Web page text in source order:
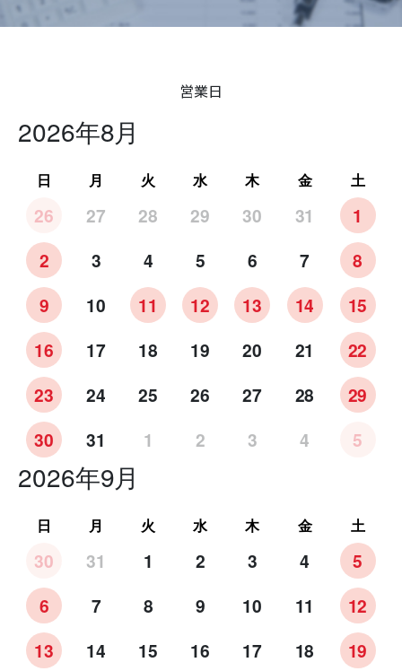
営業日
2026年8月
日 月 火 水 木 金 土
26 27 28 29 30 31
1
2
3 4 5 6 7
8
9
10 11 12 13 14
15
16
17 18 19 20 21
22
23
24 25 26 27 28
29
30
31 1 2 3 4 5
2026年9月
日 月 火 水 木 金 土
30 31 1 2 3 4
5
6
7 8 9 10 11
12
13
14 15 16 17 18
19